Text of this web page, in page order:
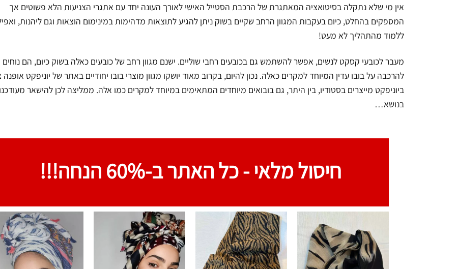
אין מי שלא נתקלה בסיטואציה המאתגרת של הרכבת הסטייל האישי לאורך העונה יחד עם אתגרי הצניעות הלא פשוטים אך
המספקים בהחלט, כיום בעקבות המגוון הרחב שקיים בשוק ניתן להגיע לתוצאות מדהימות במינימום הוצאות וגם ליהנות,
ללמוד מהתהליך לא מעט!
מעבר לכובעי קסקט לנשים, אפשר להשתמש גם בכובעים רחבי שוליים. ישנם מגוון רחב של כובעים כאלה בשוק כיום, הם
להרכבה על בובו עדין המיוחד למקרים כאלה. נכון להיום, בקרוב מאוד יושקו מגוון מוצרי בובו יחודיים באתר של יוניפקט אופנה
ביוניפקט מייצרים בסטודיו, בין היתר, גם בובואים מיוחדים המתאימים במיוחד למקרים כמו אלה. ממליצה לכן להישאר
בנושא…
חיסול מלאי -כל האתר ב-60% הנחה!!!